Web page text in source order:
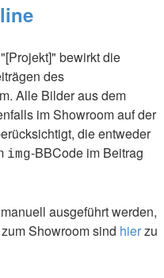
bewirkt die
des
Alle Bilder aus dem
im Showroom auf der
die entweder
img-BBCode im Beitrag
ausgeführt werden,
Showroom sind hierzu